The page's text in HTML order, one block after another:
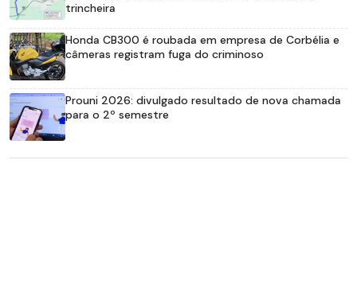
trincheira
Honda CB300 é roubada em empresa de Corbélia e
câmeras registram fuga do criminoso
Prouni 2026: divulgado resultado de nova chamada
para o 2º semestre